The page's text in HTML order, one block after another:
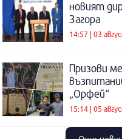
новият
Загора
14:57 | 03
Призови
„Орфей“
15:14 | 05